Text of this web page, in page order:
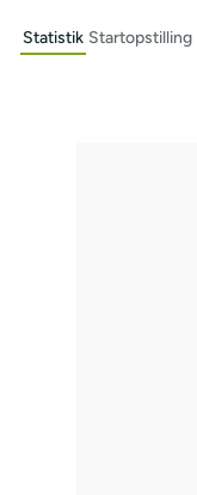
Statistik Startopstilling